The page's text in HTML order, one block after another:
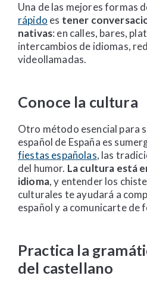
Una de las mejores formas
rápido es tener
nativas: en calles, bares,
intercambios de idiomas,
videollamadas.
Conoce la cultura
Otro método esencial para
español de España es
fiestas españolas, las
del humor. La cultura está
idioma, y entender los
culturales te ayudará a
español y a comunicarte de
Practica la
del castellano